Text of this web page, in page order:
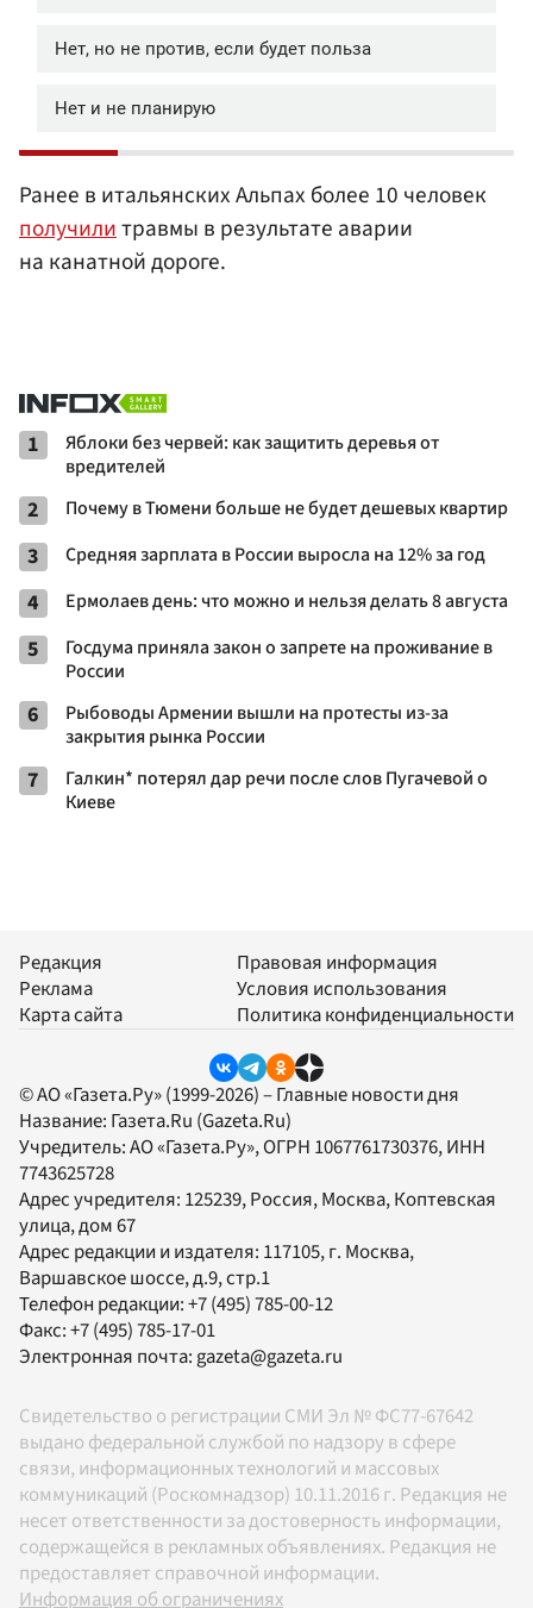
Ранее в итальянских Альпах более 10 человек
получилитравмы в результате аварии
на канатной дороге.
1
Яблоки без червей: как защитить деревья от
вредителей
2 Почему в Тюмени больше не будет дешевых квартир
3 Средняя зарплата в России выросла на 12% за год
4 Ермолаев день: что можно и нельзя делать 8 августа
5
Госдума приняла закон о запрете на проживание в
России
6
Рыбоводы Армении вышли на протесты из-за
закрытия рынка России
7
Галкин* потерял дар речи после слов Пугачевой о
Киеве
Редакция
Реклама
Карта сайта
Правовая информация
Условия использования
Политика конфиденциальности
© АО «Газета.Ру» (1999-2026) – Главные новости дня
Название: Газета.Ru (Gazeta.Ru)
Учредитель:АО «Газета.Ру», ОГРН 1067761730376, ИНН
7743625728
Адрес учредителя: 125239, Россия, Москва, Коптевская
улица, дом 67
Адрес редакции и издателя: 117105, г. Москва,
Варшавское шоссе, д.9, стр.1
Телефон редакции:+7 (495) 785-00-12
Факс:+7 (495) 785-17-01
Электронная почта: gazeta@gazeta.ru
Свидетельство о регистрации СМИ Эл № ФС77-67642
выдано федеральной службой по надзору в сфере
связи, информационных технологий и массовых
коммуникаций (Роскомнадзор) 10.11.2016 г. Редакция не
несет ответственности за достоверность информации,
содержащейся в рекламных объявлениях. Редакция не
предоставляет справочной информации.
Информация об ограничениях